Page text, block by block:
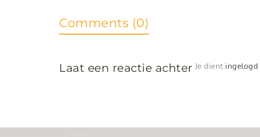
Comments (0)
Laat een reactie achter Je dient ingelogd